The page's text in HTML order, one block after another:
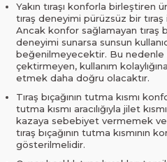
Yakın tıraşı konforla birleştiren
tıraş deneyimi pürüzsüz bir
Ancak konfor sağlamayan tıraş
deneyimi sunarsa sunsun
beğenilmeyecektir. Bu nedenle
çektirmeyen, kullanım
etmek daha doğru olacaktır.
Tıraş bıçağının tutma kısmı
tutma kısmı aracılığıyla jilet
kazaya sebebiyet vermemek
tıraş bıçağının tutma kısmının
gösterilmelidir.